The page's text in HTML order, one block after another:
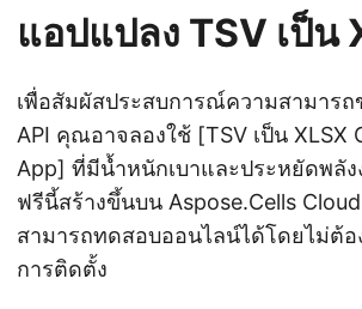
แอปแปลง TSV เป็น
เพื่อสัมผัสประสบการณ์ความสามารถ
API คุณอาจลองใช้ [TSV เป็น XLSX
App] ที่มีน้ำหนักเบาและประหยัดพลัง
ฟรีนี้สร้างขึ้นบน Aspose.Cells
สามารถทดสอบออนไลน์ได้โดยไม่ต้
การติดตั้ง